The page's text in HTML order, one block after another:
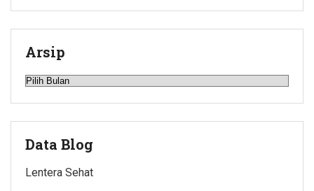
Arsip
Arsip
Data Blog
Lentera Sehat